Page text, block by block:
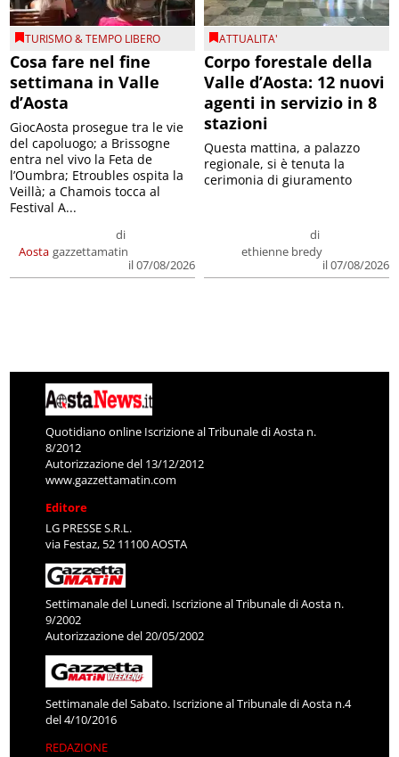
TURISMO & TEMPO LIBERO
Cosa fare nel fine
settimana in Valle
d’Aosta
Aosta
di
gazzettamatin
il 07/08/2026
GiocAosta prosegue tra le vie
del capoluogo; a Brissogne
entra nel vivo la Feta de
l’Oumbra; Etroubles ospita la
Veillà; a Chamois tocca al
Festival A...
ATTUALITA'
Corpo forestale della
Valle d’Aosta: 12 nuovi
agenti in servizio in 8
stazioni
di
ethienne bredy
il 07/08/2026
Questa mattina, a palazzo
regionale, si è tenuta la
cerimonia di giuramento
Quotidiano online Iscrizione al Tribunale di Aosta n.
8/2012
Autorizzazione del 13/12/2012
www.gazzettamatin.com
Editore
LG PRESSE S.R.L.
via Festaz, 52 11100 AOSTA
Settimanale del Lunedì. Iscrizione al Tribunale di Aosta n.
9/2002
Autorizzazione del 20/05/2002
Settimanale del Sabato. Iscrizione al Tribunale di Aosta n.4
del 4/10/2016
REDAZIONE